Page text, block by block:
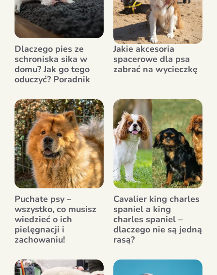
Dlaczego pies ze
schroniska sika w
domu? Jak go tego
oduczyć? Poradnik
Jakie akcesoria
spacerowe dla psa
zabrać na wycieczkę
Puchate psy –
wszystko, co musisz
wiedzieć o ich
pielęgnacji i
zachowaniu!
Cavalier king charles
spaniel a king
charles spaniel –
dlaczego nie są jedną
rasą?